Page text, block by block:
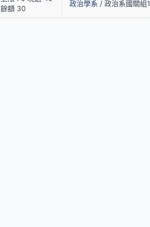
餘額 30
政治學系 / 政治系國關組1